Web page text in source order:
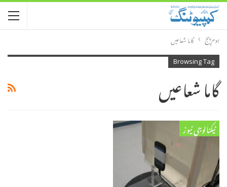
ہوم پیج گاما شعاعیں
Browsing Tag
گاما شعاعیں
ٹیکنالوجی نیوز